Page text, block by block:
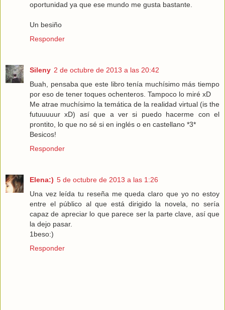
oportunidad ya que ese mundo me gusta bastante.
Un besiño
Responder
Sileny 2 de octubre de 2013 a las 20:42
Buah, pensaba que este libro tenía muchísimo más tiempo
por eso de tener toques ochenteros. Tampoco lo miré xD
Me atrae muchísimo la temática de la realidad virtual (is the
futuuuuur xD) así que a ver si puedo hacerme con el
prontito, lo que no sé si en inglés o en castellano *3*
Besicos!
Responder
Elena:) 5 de octubre de 2013 a las 1:26
Una vez leída tu reseña me queda claro que yo no estoy
entre el público al que está dirigido la novela, no sería
capaz de apreciar lo que parece ser la parte clave, así que
la dejo pasar.
1beso:)
Responder